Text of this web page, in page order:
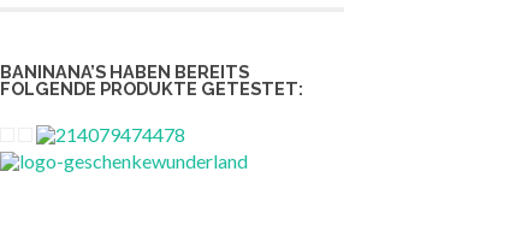
BANINANA’S HABEN BEREITS
FOLGENDE PRODUKTE GETESTET: